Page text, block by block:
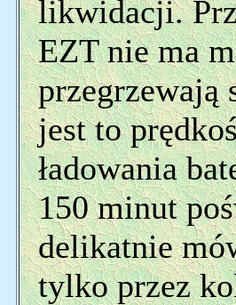
likwidacji.
EZT nie ma
przegrzewają
jest to
ładowania
150 minut
delikatnie
tylko przez